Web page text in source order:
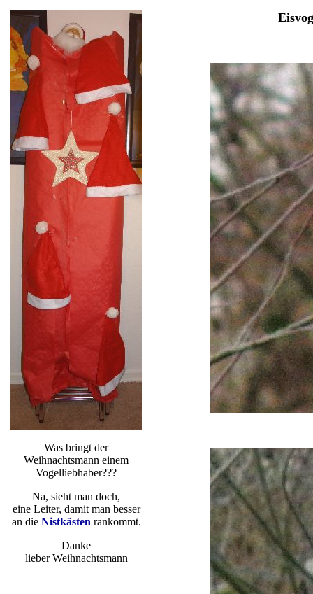
Was bringt der
Weihnachtsmann einem
Vogelliebhaber???
Na, sieht man doch,
eine Leiter, damit man besser
an die Nistkästen rankommt.
Danke
lieber Weihnachtsmann